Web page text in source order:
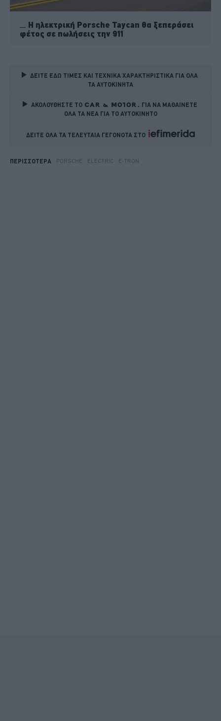
Η ηλεκτρική Porsche Taycan θα ξεπεράσει
φέτος σε πωλήσεις την 911
ΔΕΙΤΕ ΕΔΩ ΤΙΜΕΣ ΚΑΙ ΤΕΧΝΙΚΑ ΧΑΡΑΚΤΗΡΙΣΤΙΚΑ ΓΙΑ ΟΛΑ
ΤΑ ΑΥΤΟΚΙΝΗΤΑ
ΑΚΟΛΟΥΘΗΣΤΕ ΤΟ
ΓΙΑ ΝΑ ΜΑΘΑΙΝΕΤΕ
ΟΛΑ ΤΑ ΝΕΑ ΓΙΑ ΤΟ ΑΥΤΟΚΙΝΗΤΟ
ΔΕΙΤΕ ΟΛΑ ΤΑ ΤΕΛΕΥΤΑΙΑ ΓΕΓΟΝΟΤΑ ΣΤΟ
ΠΕΡΙΣΣΟΤΕΡΑ PORSCHE ELECTRIC E-TRON